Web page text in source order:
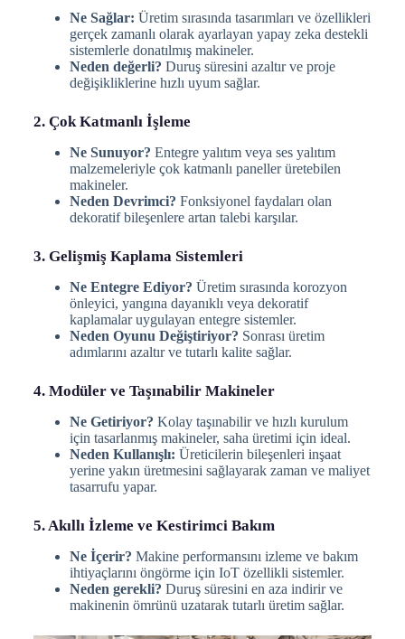
Ne Sağlar: Üretim sırasında tasarımları ve özellikleri
gerçek zamanlı olarak ayarlayan yapay zeka destekli
sistemlerle donatılmış makineler.
Neden değerli? Duruş süresini azaltır ve proje
değişikliklerine hızlı uyum sağlar.
2. Çok Katmanlı İşleme
Ne Sunuyor? Entegre yalıtım veya ses yalıtım
malzemeleriyle çok katmanlı paneller üretebilen
makineler.
Neden Devrimci? Fonksiyonel faydaları olan
dekoratif bileşenlere artan talebi karşılar.
3. Gelişmiş Kaplama Sistemleri
Ne Entegre Ediyor? Üretim sırasında korozyon
önleyici, yangına dayanıklı veya dekoratif
kaplamalar uygulayan entegre sistemler.
Neden Oyunu Değiştiriyor? Sonrası üretim
adımlarını azaltır ve tutarlı kalite sağlar.
4. Modüler ve Taşınabilir Makineler
Ne Getiriyor? Kolay taşınabilir ve hızlı kurulum
için tasarlanmış makineler, saha üretimi için ideal.
Neden Kullanışlı: Üreticilerin bileşenleri inşaat
yerine yakın üretmesini sağlayarak zaman ve maliyet
tasarrufu yapar.
5. Akıllı İzleme ve Kestirimci Bakım
Ne İçerir? Makine performansını izleme ve bakım
ihtiyaçlarını öngörme için IoT özellikli sistemler.
Neden gerekli? Duruş süresini en aza indirir ve
makinenin ömrünü uzatarak tutarlı üretim sağlar.